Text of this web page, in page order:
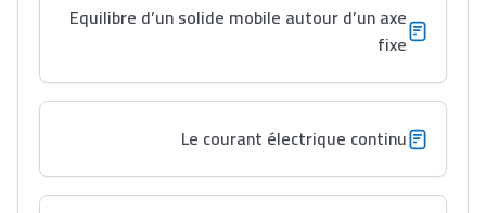
Equilibre d’un solide mobile autour d’un axe
fixe
Le courant électrique continu